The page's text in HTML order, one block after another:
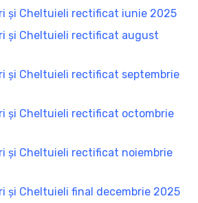
şi Cheltuieli rectificat iunie 2025
şi Cheltuieli rectificat august
şi Cheltuieli rectificat septembrie
şi Cheltuieli rectificat octombrie
şi Cheltuieli rectificat noiembrie
şi Cheltuieli final decembrie 2025